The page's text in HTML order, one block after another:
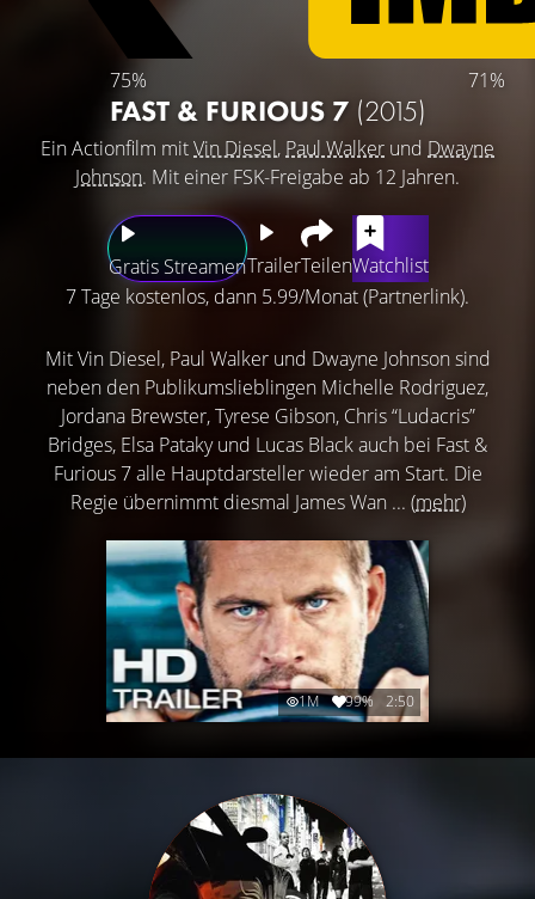
75% 71%
FAST & FURIOUS 7 (2015)
Ein Actionfilm mitVin Diesel, Paul Walker und Dwayne
Johnson. Mit einer FSK-Freigabe ab 12 Jahren.
Gratis StreamenTrailerTeilenWatchlist
7 Tage kostenlos, dann 5.99/Monat (Partnerlink).
Mit Vin Diesel, Paul Walker und Dwayne Johnson sind
neben den Publikumslieblingen Michelle Rodriguez,
Jordana Brewster, Tyrese Gibson, Chris “Ludacris”
Bridges, Elsa Pataky und Lucas Black auch bei Fast &
Furious 7 alle Hauptdarsteller wieder am Start. Die
Regie übernimmt diesmal James Wan ... (mehr)
1M 99% 2:50